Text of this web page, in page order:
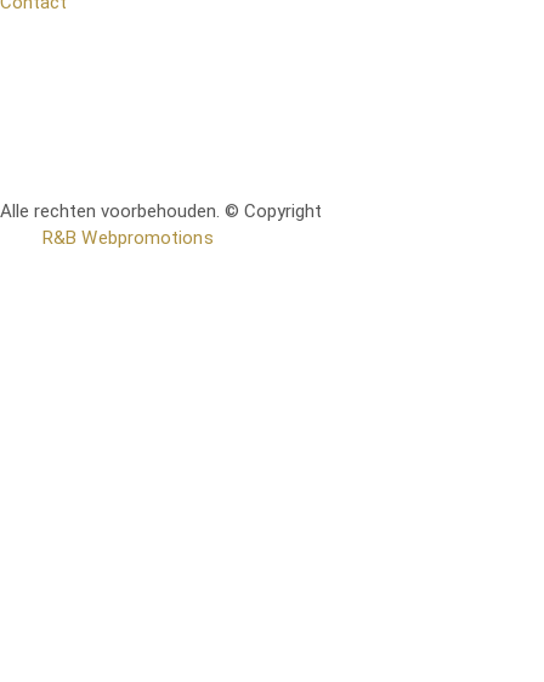
Alle rechten voorbehouden. © Copyright
R&B Webpromotions